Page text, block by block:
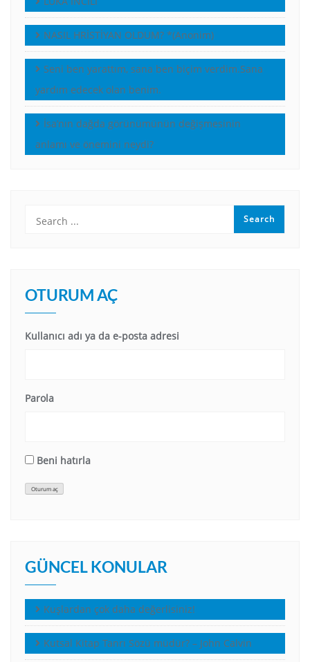
NASIL HRİSTİYAN OLDUM? *(Anonim)
Seni ben yarattım, sana ben biçim verdim.Sana
yardım edecek olan benim.
İsa’nın dağda görünümünün değişmesinin
anlamı ve önemini neydi?
OTURUM AÇ
Kullanıcı adı ya da e-posta adresi
Parola
Beni hatırla
Oturum aç
GÜNCEL KONULAR
Kuşlardan çok daha değerlisiniz!
Kutsal Kitap Tanrı Sözü müdür? – John Calvin